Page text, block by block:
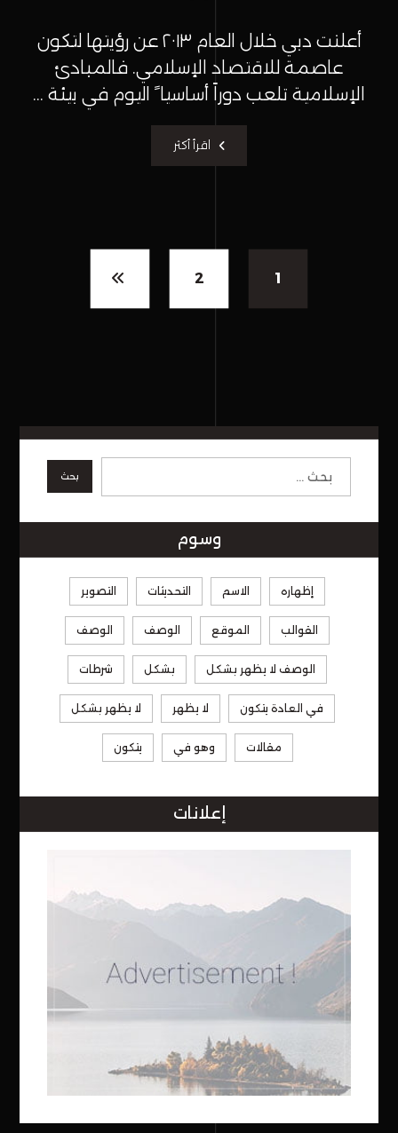
أعلنت دبي خلال العام ٢٠١٣ عن رؤيتها لتكون
عاصمة للاقتصاد الإسلامي. فالمبادئ
الإسلامية تلعب دوراً أساسيا ً اليوم في بيئة ...
اقرأ أكثر
1
2
وسوم
إظهاره الاسم التحديثات التصوير
القوالب الموقع الوصف الوصف
الوصف لا يظهر بشكل بشكل شرطات
في العادة يتكون لا يظهر لا يظهر بشكل
مقالات وهو في يتكون
إعلانات